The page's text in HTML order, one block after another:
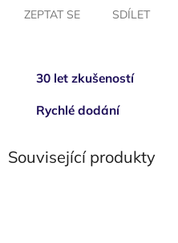
ZEPTAT SE SDÍLET
30 let zkušeností
Rychlé dodání
Související produkty